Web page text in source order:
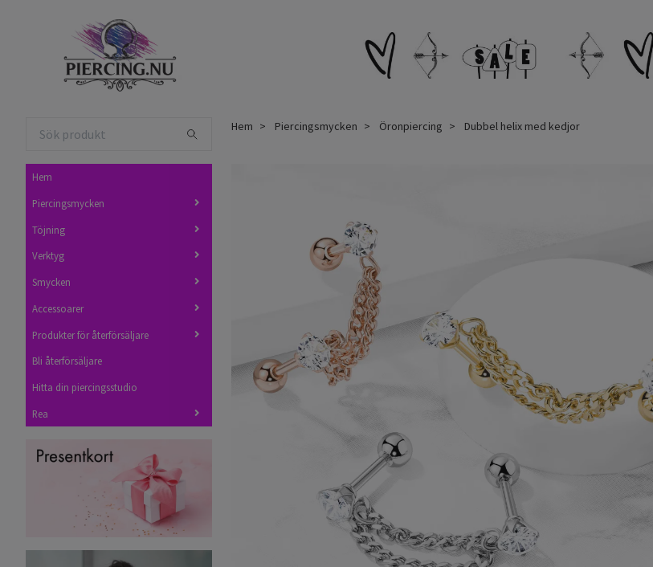
Hem
Piercingsmycken
Töjning
Verktyg
Smycken
Accessoarer
Produkter för återförsäljare
Bli återförsäljare
Hitta din piercingsstudio
Rea
Hem Piercingsmycken Öronpiercing Dubbel helix med kedjor